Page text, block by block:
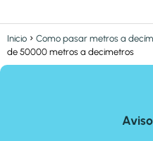
Inicio Como pasar metros a
de 50000 metros a decimetros